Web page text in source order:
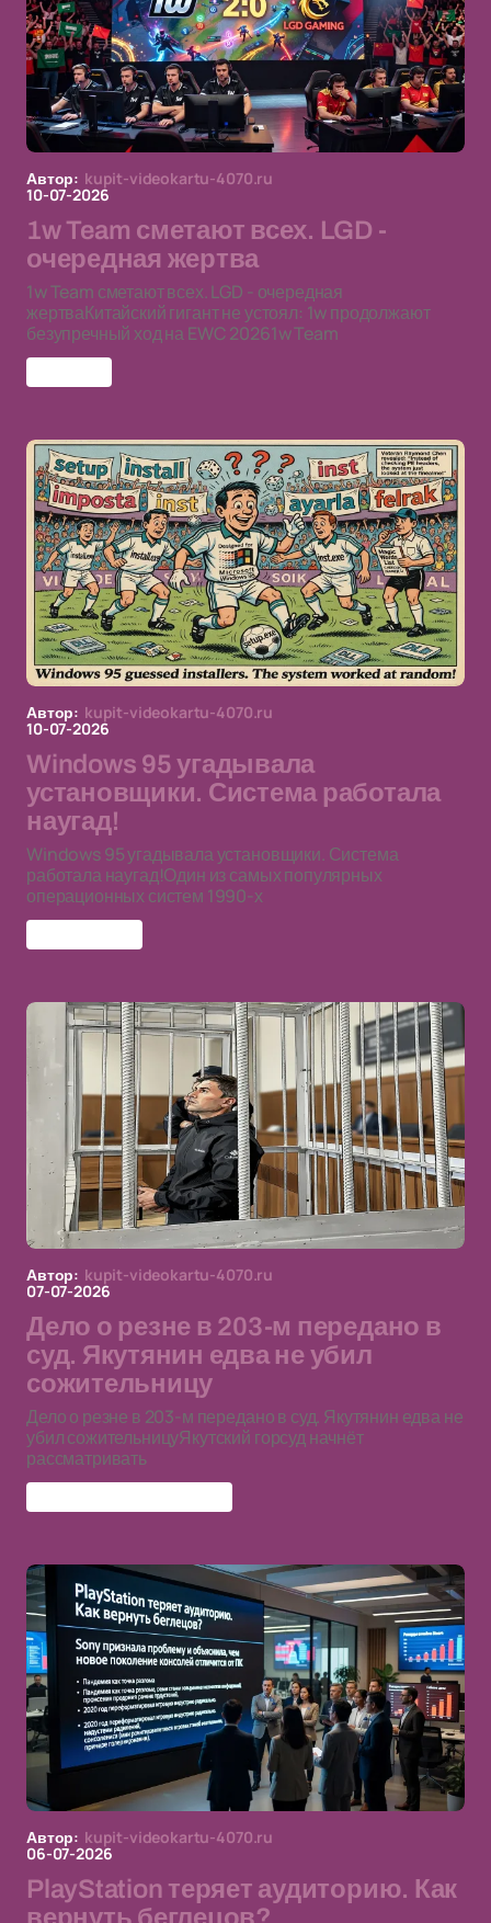
Автор: kupit-videokartu-4070.ru
10-07-2026
1w Team сметают всех. LGD -
очередная жертва
1w Team сметают всех. LGD - очередная
жертваКитайский гигант не устоял: 1w продолжают
безупречный ход на EWC 20261w Team
Автор: kupit-videokartu-4070.ru
10-07-2026
Windows 95 угадывала
установщики. Система работала
наугад!
Windows 95 угадывала установщики. Система
работала наугад!Один из самых популярных
операционных систем 1990-х
Автор: kupit-videokartu-4070.ru
07-07-2026
Дело о резне в 203-м передано в
суд. Якутянин едва не убил
сожительницу
Дело о резне в 203-м передано в суд. Якутянин едва не
убил сожительницуЯкутский горсуд начнёт
рассматривать
Автор: kupit-videokartu-4070.ru
06-07-2026
PlayStation теряет аудиторию. Как